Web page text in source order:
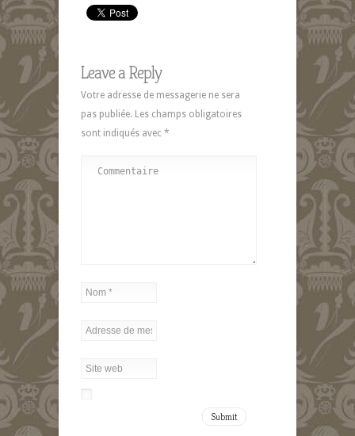
Leave a Reply
Votre adresse de messagerie ne sera
pas publiée. Les champs obligatoires
sont indiqués avec *